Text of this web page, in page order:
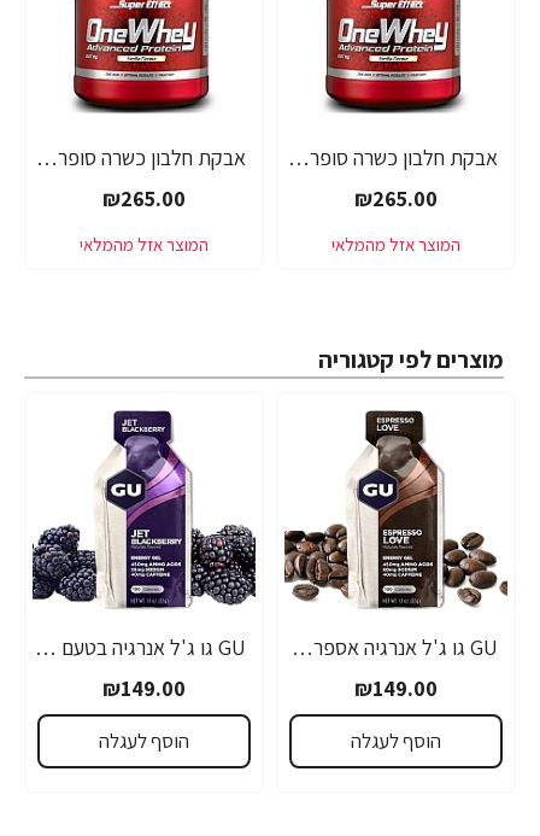
אבקת חלבון כשרה סופר אפקט - טעם אלפחורס - SUPER EFFECT ONE WHEY - משקל 2.27 ק"ג - מבית SUPER EFFECT
₪265.00
אבקת חלבון כשרה סופר אפקט - טעם בננה - SUPER EFFECT ONE WHEY - משקל 2.27 ק"ג - מבית SUPER EFFECT
₪265.00
מוצרים לפי קטגוריה
GU גו ג'ל אנרגיה אספרסו 32 גרם - 24 יחידות
₪149.00
הוסף לעגלה
GU גו ג'ל אנרגיה בטעם פטל שחור 32 גרם - 24 יחידות
₪149.00
הוסף לעגלה